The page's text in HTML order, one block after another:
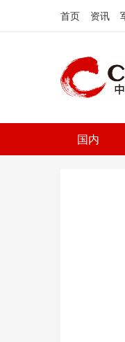
首页 资讯
国内